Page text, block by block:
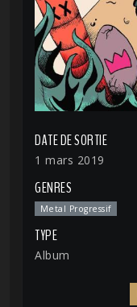
DATE DE SORTIE
1 mars 2019
GENRES
Metal Progressif
TYPE
Album